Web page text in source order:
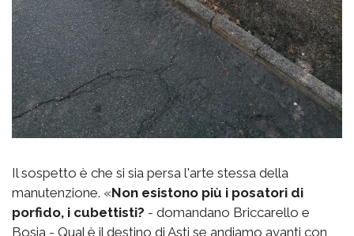
Il sospetto è che si sia persa l'arte stessa della
manutenzione. «Non esistono più i posatori di
porfido, i cubettisti? - domandano Briccarello e
Bosia - Qual è il destino di Asti se andiamo avanti con